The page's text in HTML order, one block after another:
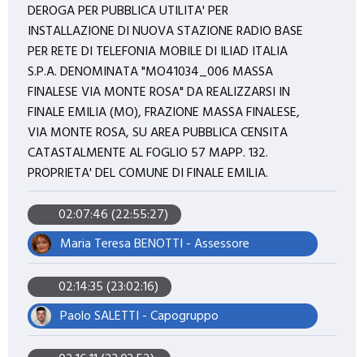
DEROGA PER PUBBLICA UTILITA' PER
INSTALLAZIONE DI NUOVA STAZIONE RADIO BASE
PER RETE DI TELEFONIA MOBILE DI ILIAD ITALIA
S.P.A. DENOMINATA "MO41034_006 MASSA
FINALESE VIA MONTE ROSA" DA REALIZZARSI IN
FINALE EMILIA (MO), FRAZIONE MASSA FINALESE,
VIA MONTE ROSA, SU AREA PUBBLICA CENSITA
CATASTALMENTE AL FOGLIO 57 MAPP. 132.
PROPRIETA' DEL COMUNE DI FINALE EMILIA.
02:07:46 (22:55:27)
Maria Teresa BENOTTI - Assessore
02:14:35 (23:02:16)
Paolo SALETTI - Capogruppo